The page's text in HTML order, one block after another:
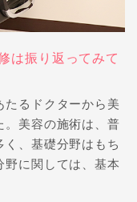
は振り返ってみて
たるドクターから美
。美容の施術は、普
、基礎分野はもち
野に関しては、基本